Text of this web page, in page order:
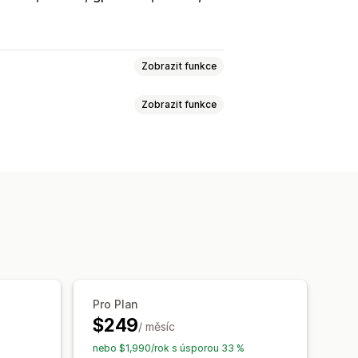
Zobrazit funkce
Audity SEO
Zobrazit funkce
Pro Plan
$249/ měsíc
nebo $1,990/rok s úsporou 33 %